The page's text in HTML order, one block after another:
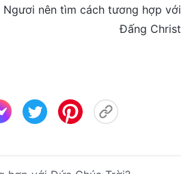
nên tìm cách tương hợp với
Đấng Christ